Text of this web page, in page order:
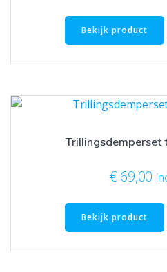
Bekijk product
Trillingsdemperset
€ 69,00
Bekijk product